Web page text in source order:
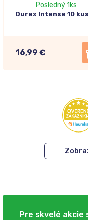
Posledný 1ks
Durex Intense 10
16,99 €
Pre skvelé akcie